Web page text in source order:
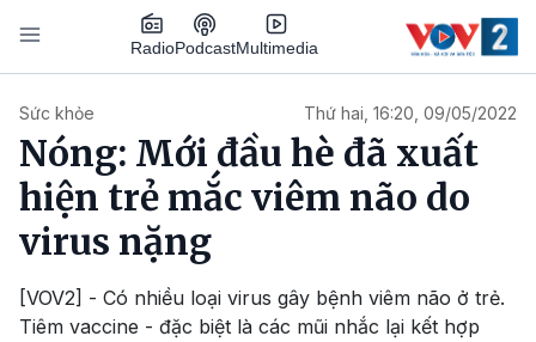
Nhảy đến nội dung
RadioPodcastMultimedia
Sức khỏe Thứ hai, 16:20, 09/05/2022
Nóng: Mới đầu hè đã xuất
hiện trẻ mắc viêm não do
virus nặng
[VOV2] - Có nhiều loại virus gây bệnh viêm não ở trẻ.
Tiêm vaccine - đặc biệt là các mũi nhắc lại kết hợp